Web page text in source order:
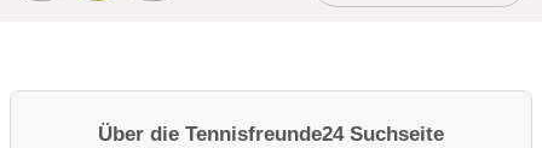
Über die Tennisfreunde24 Suchseite